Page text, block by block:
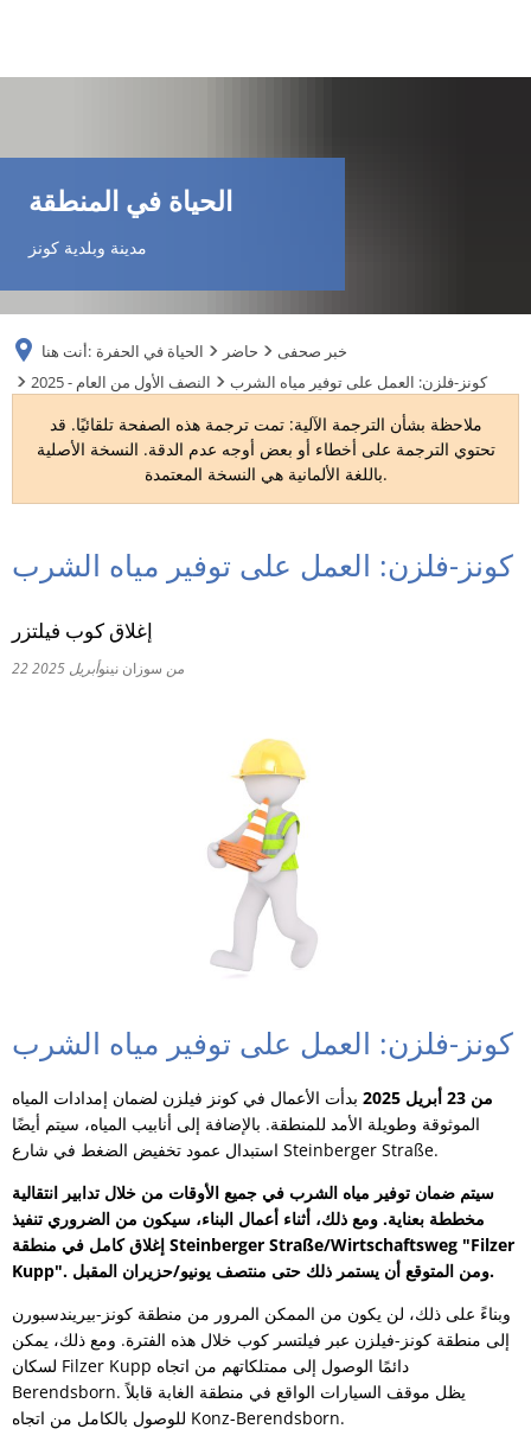
FR
TR
UK
RU
الحياة في المنطقة
مدينة وبلدية كونز
أنت هنا: الحياة في الحفرة حاضر
خبر صحفى
2025 - النصف الأول من العام
كونز-فلزن: العمل على توفير مياه الشرب
ملاحظة بشأن الترجمة الآلية: تمت ترجمة هذه الصفحة تلقائيًا. قد
تحتوي الترجمة على أخطاء أو بعض أوجه عدم الدقة. النسخة الأصلية
باللغة الألمانية هي النسخة المعتمدة.
كونز-فلزن: العمل على توفير مياه الشرب
إغلاق كوب فيلتزر
22 أبريل 2025 من سوزان نينو
كونز-فلزن: العمل على توفير مياه الشرب
من 23 أبريل 2025
بدأت الأعمال في كونز فيلزن لضمان إمدادات المياه
الموثوقة وطويلة الأمد للمنطقة. بالإضافة إلى أنابيب المياه، سيتم أيضًا
استبدال عمود تخفيض الضغط في شارع Steinberger Straße.
سيتم ضمان توفير مياه الشرب في جميع الأوقات من خلال تدابير انتقالية
مخططة بعناية. ومع ذلك، أثناء أعمال البناء، سيكون من الضروري تنفيذ
إغلاق كامل في منطقة Steinberger Straße/Wirtschaftsweg "Filzer
Kupp". ومن المتوقع أن يستمر ذلك حتى منتصف يونيو/حزيران المقبل.
وبناءً على ذلك، لن يكون من الممكن المرور من منطقة كونز-بيريندسبورن
إلى منطقة كونز-فيلزن عبر فيلتسر كوب خلال هذه الفترة. ومع ذلك، يمكن
لسكان Filzer Kupp دائمًا الوصول إلى ممتلكاتهم من اتجاه
Berendsborn. يظل موقف السيارات الواقع في منطقة الغابة قابلاً
للوصول بالكامل من اتجاه Konz-Berendsborn.